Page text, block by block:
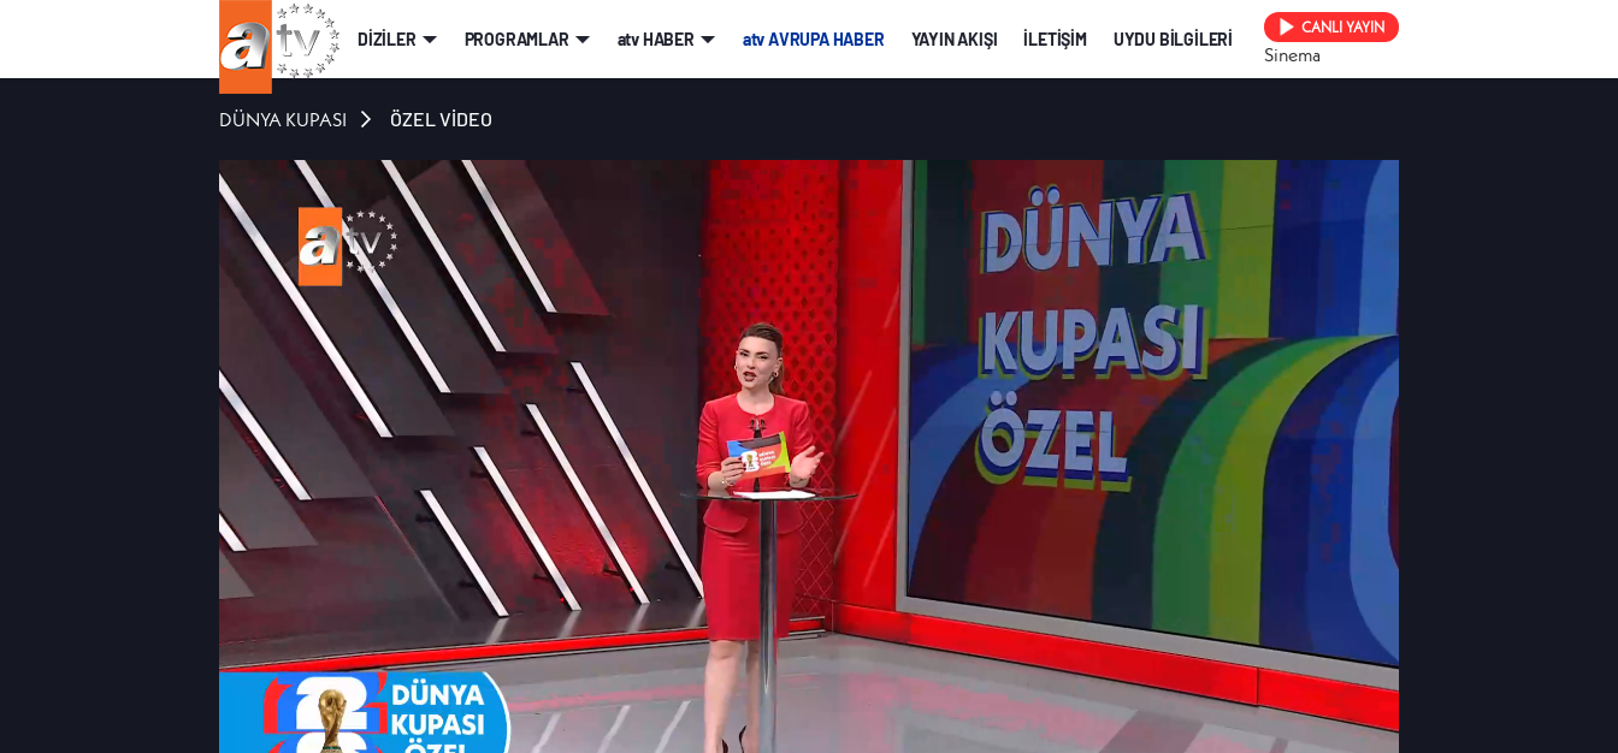
DİZİLER PROGRAMLAR atv HABER atv AVRUPA HABER YAYIN AKIŞI İLETİŞİM UYDU BİLGİLERİ
CANLI YAYIN
Sinema
DÜNYA KUPASI ÖZEL VİDEO